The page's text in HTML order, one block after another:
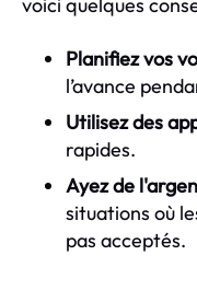
Planifiez vos
l’avance
Utilisez des
rapides.
Ayez de
situations où
pas acceptés.